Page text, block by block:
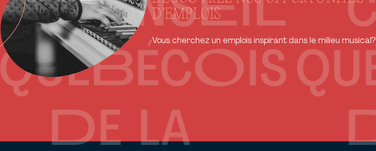
D'EMPLOIS
Vous cherchez un emplois inspirant dans le milieu musical?